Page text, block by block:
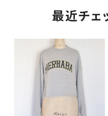
最近チェ